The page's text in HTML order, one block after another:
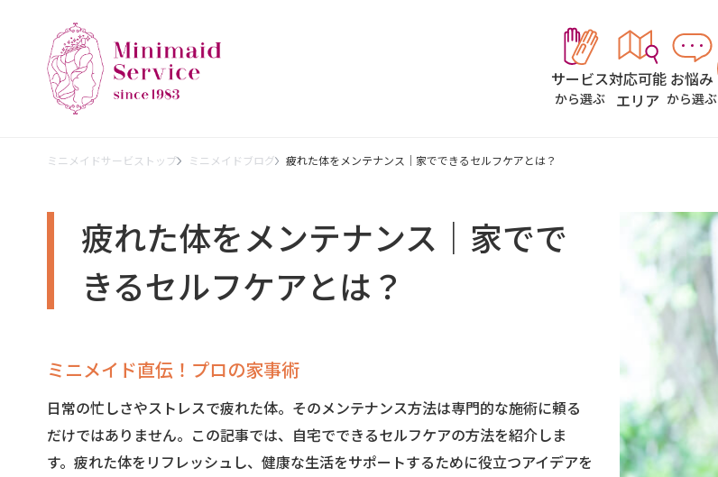
サービス
から選ぶ
対応可能
エリア
お悩み
から選ぶ
ミニメイドサービストップ ミニメイドブログ 疲れた体をメンテナンス｜家でできるセルフケアとは？
疲れた体をメンテナンス｜家でで
きるセルフケアとは？
ミニメイド直伝！プロの家事術
日常の忙しさやストレスで疲れた体。そのメンテナンス方法は専門的な施術に頼る
だけではありません。この記事では、自宅でできるセルフケアの方法を紹介しま
す。疲れた体をリフレッシュし、健康な生活をサポートするために役立つアイデアを